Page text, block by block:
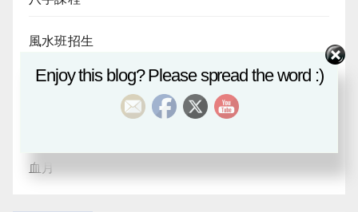
風水班招生
日月合朔
血月
Enjoy this blog? Please spread the word :)